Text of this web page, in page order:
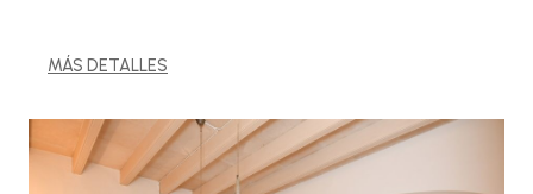
MÁS DETALLES